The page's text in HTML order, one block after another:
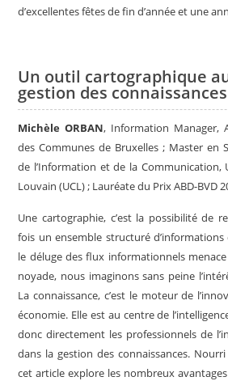
d’excellentes fêtes de fin d’année et une
Un outil cartographique
gestion des connaissances
Michèle ORBAN, Information Manager,
des Communes de Bruxelles ; Master en
de l’Information et de la Communication,
Louvain (UCL) ; Lauréate du Prix ABD-BVD
Une cartographie, c’est la possibilité de
fois un ensemble structuré d’informations
le déluge des flux informationnels
noyade, nous imaginons sans peine
La connaissance, c’est le moteur de
économie. Elle est au centre de
donc directement les professionnels de
dans la gestion des connaissances.
cet article explore les nombreux